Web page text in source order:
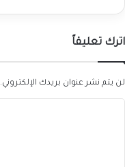
اترك تعليقاً
لن يتم نشر عنوان بريدك الإلكتروني.